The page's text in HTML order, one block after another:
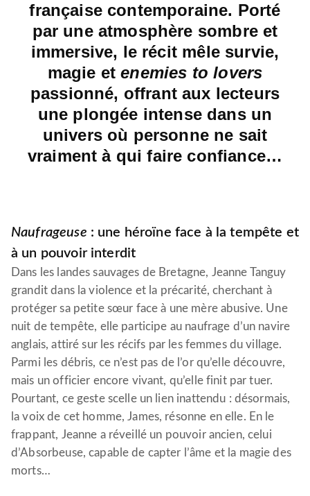
française contemporaine. Porté
par une atmosphère sombre et
immersive, le récit mêle survie,
magie et enemies to lovers
passionné, offrant aux lecteurs
une plongée intense dans un
univers où personne ne sait
vraiment à qui faire confiance…
Naufrageuse : une héroïne face à la tempête et
à un pouvoir interdit
Dans les landes sauvages de Bretagne, Jeanne Tanguy
grandit dans la violence et la précarité, cherchant à
protéger sa petite sœur face à une mère abusive. Une
nuit de tempête, elle participe au naufrage d’un navire
anglais, attiré sur les récifs par les femmes du village.
Parmi les débris, ce n’est pas de l’or qu’elle découvre,
mais un officier encore vivant, qu’elle finit par tuer.
Pourtant, ce geste scelle un lien inattendu : désormais,
la voix de cet homme, James, résonne en elle. En le
frappant, Jeanne a réveillé un pouvoir ancien, celui
d’Absorbeuse, capable de capter l’âme et la magie des
morts…